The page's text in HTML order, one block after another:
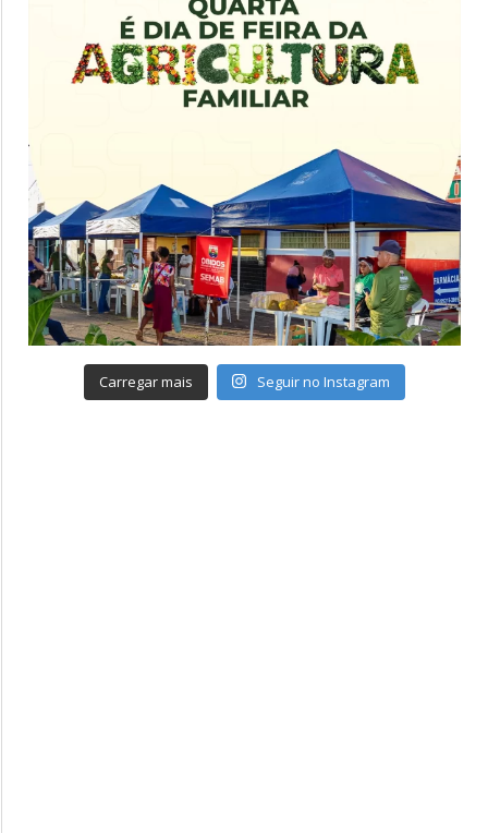
Carregar mais Seguir no Instagram